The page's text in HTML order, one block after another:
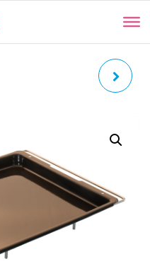
EDELSTAHL MIT
AUSZIEHBAREN BÜGELN